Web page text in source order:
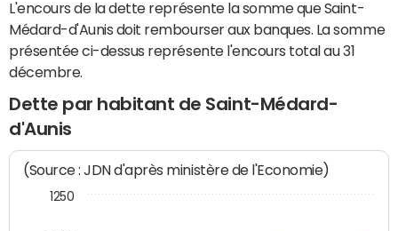
L'encours de la dette représente la somme que Saint-
Médard-d'Aunis doit rembourser aux banques. La somme
présentée ci-dessus représente l'encours total au 31
décembre.
Dette par habitant de Saint-Médard-
d'Aunis
(Source : JDN d'après ministère de l'Economie)
1250